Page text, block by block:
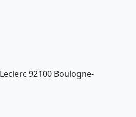
92100 Boulogne-